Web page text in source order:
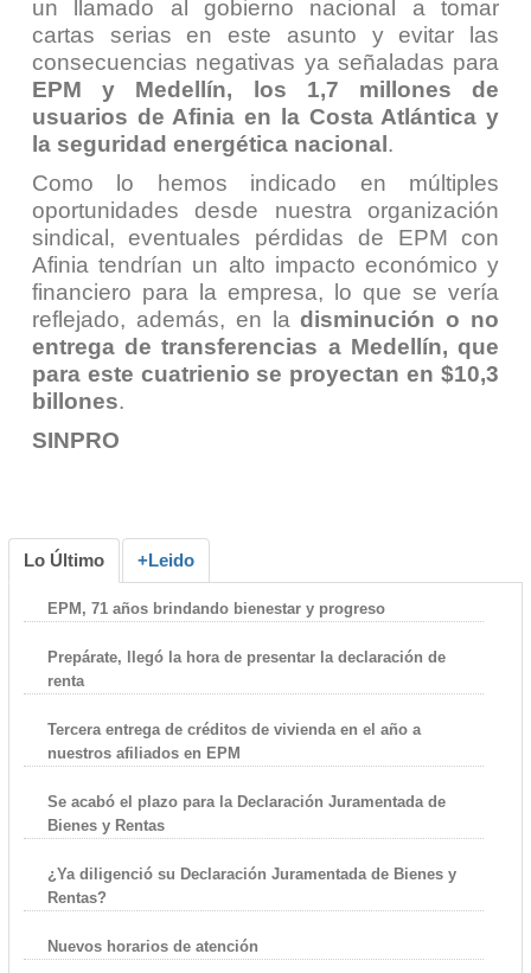
un llamado al gobierno nacional a tomar
cartas serias en este asunto y evitar las
consecuencias negativas ya señaladas para
EPM y Medellín, los 1,7 millones de
usuarios de Afinia en la Costa Atlántica y
la seguridad energética nacional .
Como lo hemos indicado en múltiples
oportunidades desde nuestra organización
sindical, eventuales pérdidas de EPM con
Afinia tendrían un alto impacto económico y
financiero para la empresa, lo que se vería
reflejado, además, en ladisminución o no
entrega de transferencias a Medellín, que
para este cuatrienio se proyectan en $10,3
billones.
SINPRO
Lo Último +Leido
EPM, 71 años brindando bienestar y progreso
Prepárate, llegó la hora de presentar la declaración de
renta
Tercera entrega de créditos de vivienda en el año a
nuestros afiliados en EPM
Se acabó el plazo para la Declaración Juramentada de
Bienes y Rentas
¿Ya diligenció su Declaración Juramentada de Bienes y
Rentas?
Nuevos horarios de atención